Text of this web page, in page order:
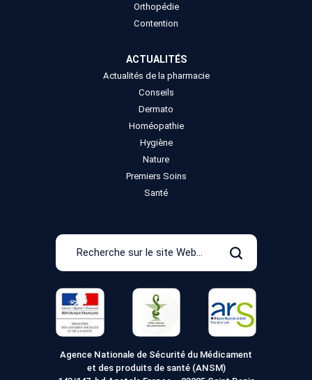
Orthopédie
Contention
ACTUALITÉS
Actualités de la pharmacie
Conseils
Dermato
Homéopathie
Hygiène
Nature
Premiers Soins
Santé
Recherche
le
site
Web
Rechercher
Agence Nationale de Sécurité du Médicament
et des produits de santé (ANSM)